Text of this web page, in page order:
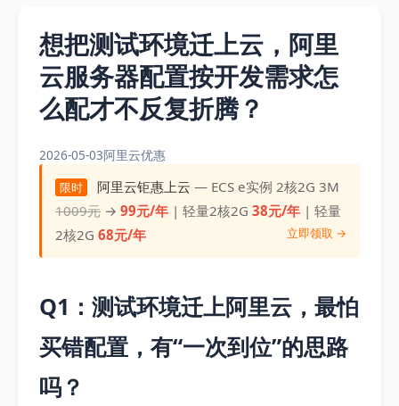
想把测试环境迁上云，阿里
云服务器配置按开发需求怎
么配才不反复折腾？
2026-05-03阿里云优惠
限时 阿里云钜惠上云 — ECS e实例 2核2G 3M
1009元 →99元/年 | 轻量2核2G38元/年 | 轻量
2核2G68元/年 立即领取 →
Q1：测试环境迁上阿里云，最怕
买错配置，有“一次到位”的思路
吗？